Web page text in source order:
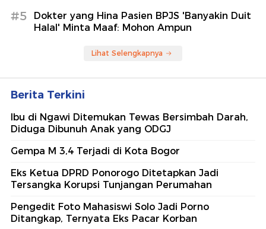
#5
Dokter yang Hina Pasien BPJS 'Banyakin Duit
Halal' Minta Maaf: Mohon Ampun
Lihat Selengkapnya
Berita Terkini
Ibu di Ngawi Ditemukan Tewas Bersimbah Darah,
Diduga Dibunuh Anak yang ODGJ
Gempa M 3,4 Terjadi di Kota Bogor
Eks Ketua DPRD Ponorogo Ditetapkan Jadi
Tersangka Korupsi Tunjangan Perumahan
Pengedit Foto Mahasiswi Solo Jadi Porno
Ditangkap, Ternyata Eks Pacar Korban